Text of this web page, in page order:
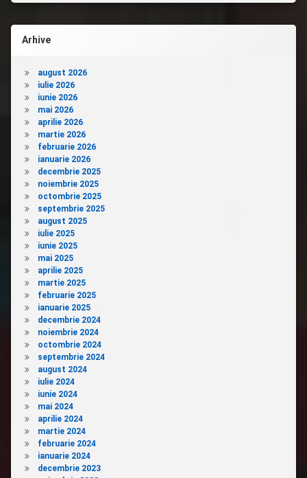
Arhive
august 2026
iulie 2026
iunie 2026
mai 2026
aprilie 2026
martie 2026
februarie 2026
ianuarie 2026
decembrie 2025
noiembrie 2025
octombrie 2025
septembrie 2025
august 2025
iulie 2025
iunie 2025
mai 2025
aprilie 2025
martie 2025
februarie 2025
ianuarie 2025
decembrie 2024
noiembrie 2024
octombrie 2024
septembrie 2024
august 2024
iulie 2024
iunie 2024
mai 2024
aprilie 2024
martie 2024
februarie 2024
ianuarie 2024
decembrie 2023